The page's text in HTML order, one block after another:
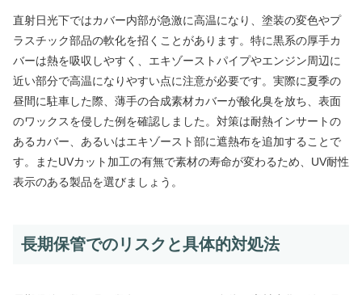
直射日光下ではカバー内部が急激に高温になり、塗装の変色やプ
ラスチック部品の軟化を招くことがあります。特に黒系の厚手カ
バーは熱を吸収しやすく、エキゾーストパイプやエンジン周辺に
近い部分で高温になりやすい点に注意が必要です。実際に夏季の
昼間に駐車した際、薄手の合成素材カバーが酸化臭を放ち、表面
のワックスを侵した例を確認しました。対策は耐熱インサートの
あるカバー、あるいはエキゾースト部に遮熱布を追加することで
す。またUVカット加工の有無で素材の寿命が変わるため、UV耐性
表示のある製品を選びましょう。
長期保管でのリスクと具体的対処法